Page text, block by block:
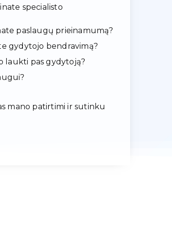
specialisto
paslaugų prieinamumą?
gydytojo bendravimą?
laukti pas gydytoją?
mano patirtimi ir sutinku